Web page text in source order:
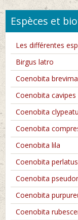
Espèces et
Les différentes
Birgus latro
Coenobita
Coenobita cavipes
Coenobita
Coenobita
Coenobita lila
Coenobita perlatus
Coenobita
Coenobita
Coenobita